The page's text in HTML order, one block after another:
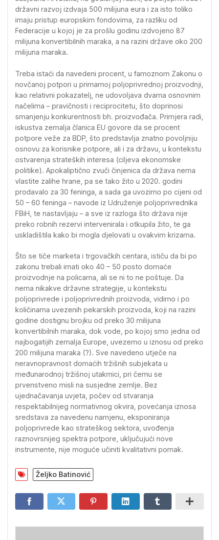
državni razvoj izdvaja 500 milijuna eura i za isto toliko
imaju pristup europskim fondovima, za razliku od
Federacije u kojoj je za prošlu godinu izdvojeno 87
milijuna konvertibilnih maraka, a na razini države oko 200
milijuna maraka.
Treba istaći da navedeni procent, u famoznom Zakonu o
novčanoj potpori u primarnoj poljoprivrednoj proizvodnji,
kao relativni pokazatelj, ne udovoljava dvama osnovnim
načelima – pravičnosti i reciprocitetu, što doprinosi
smanjenju konkurentnosti bh. proizvođača. Primjera radi,
iskustva zemalja članica EU govore da se procent
potpore veže za BDP, što predstavlja znatno povoljniju
osnovu za korisnike potpore, ali i za državu, u kontekstu
ostvarenja strateških interesa (ciljeva ekonomske
politike). Apokaliptično zvuči činjenica da država nema
vlastite zalihe hrane, pa se tako žito u 2020. godini
prodavalo za 30 feninga, a sada ga uvozimo po cijeni od
50 – 60 feninga – navode iz Udruženje poljoprivrednika
FBiH, te nastavljaju – a sve iz razloga što država nije
preko robnih rezervi intervenirala i otkupila žito, te ga
uskladištila kako bi mogla djelovati u ovakvim krizama.
Što se tiče marketa i trgovačkih centara, ističu da bi po
zakonu trebali imati oko 40 – 50 posto domaće
proizvodnje na policama, ali se ni to ne poštuje. Da
nema nikakve državne strategije, u kontekstu
poljoprivrede i poljoprivrednih proizvoda, vidimo i po
količinama uvezenih pekarskih proizvoda, koji na razini
godine dostignu brojku od preko 30 milijuna
konvertibilnih maraka, dok vode, po kojoj smo jedna od
najbogatijih zemalja Europe, uvezemo u iznosu od preko
200 milijuna maraka (?). Sve navedeno utječe na
neravnopravnost domaćih tržišnih subjekata u
međunarodnoj tržišnoj utakmici, pri čemu se
prvenstveno misli na susjedne zemlje. Bez
ujednačavanja uvjeta, počev od stvaranja
respektabilnijeg normativnog okvira, povećanja iznosa
sredstava za navedenu namjenu, eksponiranja
poljoprivrede kao strateškog sektora, uvođenja
raznovrsnijeg spektra potpore, uključujući nove
instrumente, nije moguće učiniti kvalitativni pomak.
Željko Batinović